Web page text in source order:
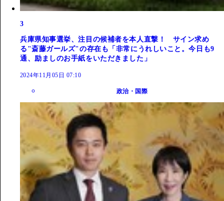
3
兵庫県知事選挙、注目の候補者を本人直撃！ サイン求め
る"斎藤ガールズ"の存在も「非常にうれしいこと。今日も9
通、励ましのお手紙をいただきました」
2024年11月05日 07:10
政治・国際